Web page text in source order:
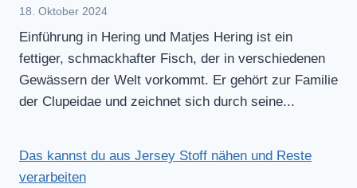
18. Oktober 2024
Einführung in Hering und Matjes Hering ist ein
fettiger, schmackhafter Fisch, der in verschiedenen
Gewässern der Welt vorkommt. Er gehört zur Familie
der Clupeidae und zeichnet sich durch seine...
Das kannst du aus Jersey Stoff nähen und Reste
verarbeiten